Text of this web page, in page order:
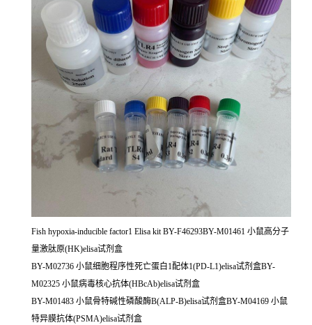
Fish hypoxia-inducible factor1 Elisa kit BY-F46293BY-M01461 小鼠高分子
量激肽原(HK)elisa试剂盒
BY-M02736 小鼠细胞程序性死亡蛋白1配体1(PD-L1)elisa试剂盒BY-
M02325 小鼠病毒核心抗体(HBcAb)elisa试剂盒
BY-M01483 小鼠骨特碱性磷酸酶B(ALP-B)elisa试剂盒BY-M04169 小鼠
特异膜抗体(PSMA)elisa试剂盒